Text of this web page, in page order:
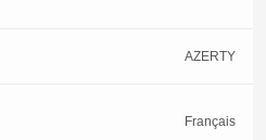
AZERTY
Français